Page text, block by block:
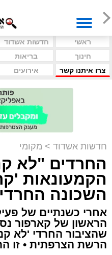
ראשי חדשות אשדוד
חינוך
בריאות
צרו איתנו קשר
אירועים
חדשות אשדוד > מקומי
החרדים "לא
הקמעונאות
השכונה
אחרי כשנתיים של
הראשון של קארפור
שהציבור החרדי 'לא
הרשת הצרפתית • זו